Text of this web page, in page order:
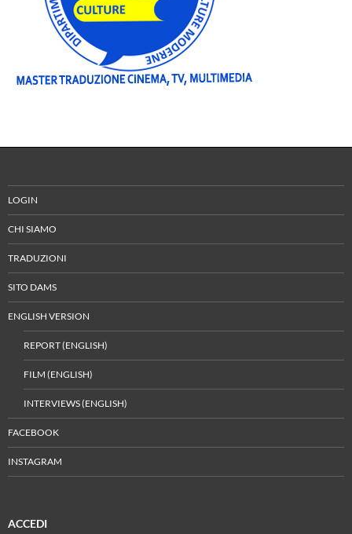
LOGIN
CHI SIAMO
TRADUZIONI
SITO DAMS
ENGLISH VERSION
REPORT (ENGLISH)
FILM (ENGLISH)
INTERVIEWS (ENGLISH)
FACEBOOK
INSTAGRAM
ACCEDI